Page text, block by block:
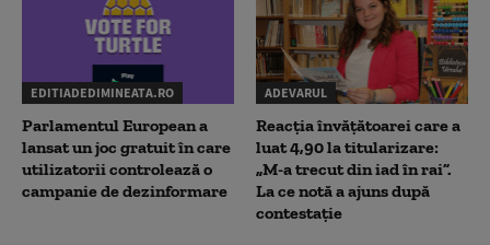
EDITIADEDIMINEATA.RO
Parlamentul European a
lansat un joc gratuit în care
utilizatorii controlează o
campanie de dezinformare
ADEVARUL
Reacția învățătoarei care a
luat 4,90 la titularizare:
„M-a trecut din iad în rai”.
La ce notă a ajuns după
contestație